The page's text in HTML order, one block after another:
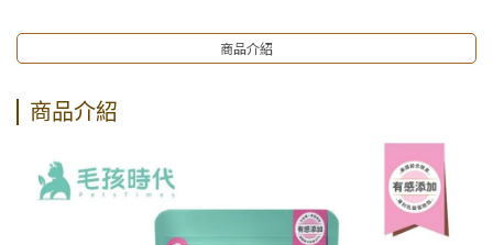
商品介紹
商品介紹